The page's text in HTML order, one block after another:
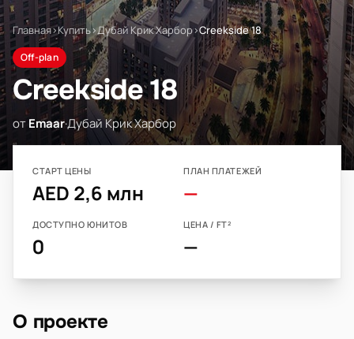
Главная›Купить›Дубай Крик Харбор›Creekside 18
Off-plan
Creekside 18
отEmaar·Дубай Крик Харбор
СТАРТ ЦЕНЫ
AED 2,6 млн
ПЛАН ПЛАТЕЖЕЙ
—
ДОСТУПНО ЮНИТОВ
0
ЦЕНА / FT²
—
О проекте